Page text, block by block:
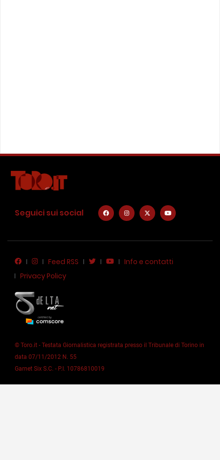
Seguici sui social
Feed RSS
Info e contatti
Privacy Policy
© Toro.it - Testata Giornalistica registrata presso il Tribunale di Torino in
data 07/11/2012 N. 55
Garnet Six S.C. - P.I. 10786810019